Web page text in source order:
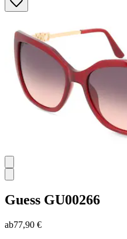
von
5
Guess GU00266
ab77,90 €